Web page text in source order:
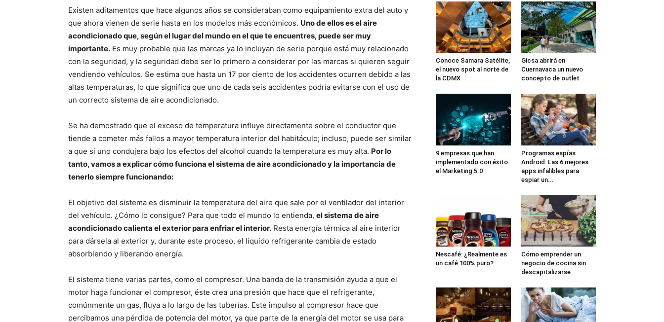
Existen aditamentos que hace algunos años se consideraban como equipamiento extra del auto y
que ahora vienen de serie hasta en los modelos más económicos. Uno de ellos es el aire
acondicionado que, según el lugar del mundo en el que te encuentres, puede ser muy
importante. Es muy probable que las marcas ya lo incluyan de serie porque está muy relacionado
con la seguridad, y la seguridad debe ser lo primero a considerar por las marcas si quieren seguir
vendiendo vehículos. Se estima que hasta un 17 por ciento de los accidentes ocurren debido a las
altas temperaturas, lo que significa que uno de cada seis accidentes podría evitarse con el uso de
un correcto sistema de aire acondicionado.
Se ha demostrado que el exceso de temperatura influye directamente sobre el conductor que
tiende a cometer más fallos a mayor temperatura interior del habitáculo; incluso, puede ser similar
a que si uno condujera bajo los efectos del alcohol cuando la temperatura es muy alta. Por lo
tanto, vamos a explicar cómo funciona el sistema de aire acondicionado y la importancia de
tenerlo siempre funcionando:
El objetivo del sistema es disminuir la temperatura del aire que sale por el ventilador del interior
del vehículo. ¿Cómo lo consigue? Para que todo el mundo lo entienda, el sistema de aire
acondicionado calienta el exterior para enfriar el interior. Resta energía térmica al aire interior
para dársela al exterior y, durante este proceso, el líquido refrigerante cambia de estado
absorbiendo y liberando energía.
El sistema tiene varias partes, como el compresor. Una banda de la transmisión ayuda a que el
motor haga funcionar el compresor, éste crea una presión que hace que el refrigerante,
comúnmente un gas, fluya a lo largo de las tuberías. Este impulso al compresor hace que
percibamos una pérdida de potencia del motor, ya que parte de la energía del motor se usa para
Conoce Samara Satélite,
el nuevo spot al norte de
la CDMX
Gicsa abrirá en
Cuernavaca un nuevo
concepto de outlet
9 empresas que han
implementado con éxito
el Marketing 5.0
Programas espías
Android: Las 6 mejores
apps infalibles para
espiar un...
Nescafé: ¿Realmente es
un café 100% puro?
Cómo emprender un
negocio de cocina sin
descapitalizarse